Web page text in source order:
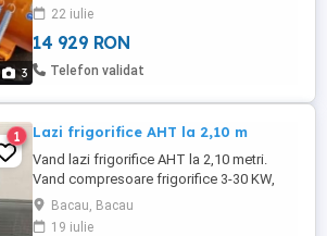
3
hidraulica pe tractor de 66 cp. Model:
Bonatti Lp2 - 2500 Latimea lamei de lucru:
2,5 metri Greutate 310 kg: - usoara si
manevrabila Comenzi rapide hidraulice: -
22 iulie
14 929 RON
Telefon validat
1 Lazi frigorifice AHT la 2,10 m
Vand lazi frigorifice AHT la 2,10 metri.
Vand compresoare frigorifice 3-30 KW,
vaporizatoare pt camere frigorifice vitrine
frigorifice (din inox pentru peste),vitrine
Bacau, Bacau
19 iulie